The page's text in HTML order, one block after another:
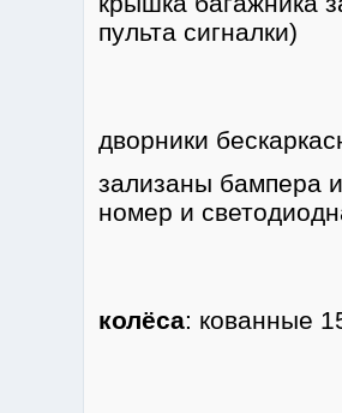
пульта сигналки)
дворники
зализаны бампера
номер и
колёса: кованные